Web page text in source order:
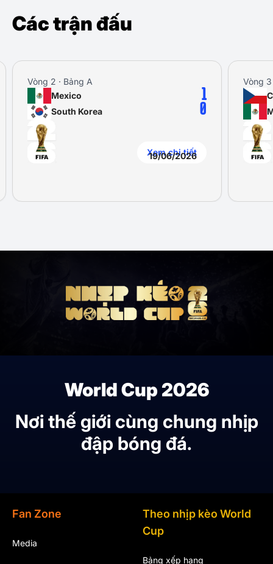
Các trận đấu
Vòng 2 · Bảng A
19/06/2026
Mexico
South Korea
1
0
Xem chi tiết
Vòng 3
World Cup 2026
Nơi thế giới cùng chung nhịp
đập bóng đá.
Fan Zone
Media
Theo nhịp kèo World
Cup
Bảng xếp hạng